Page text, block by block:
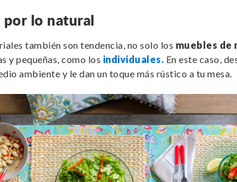
por lo natural
también son tendencia, no solo los muebles de
y pequeñas, como los individuales. En este caso,
ambiente y le dan un toque más rústico a tu mesa.